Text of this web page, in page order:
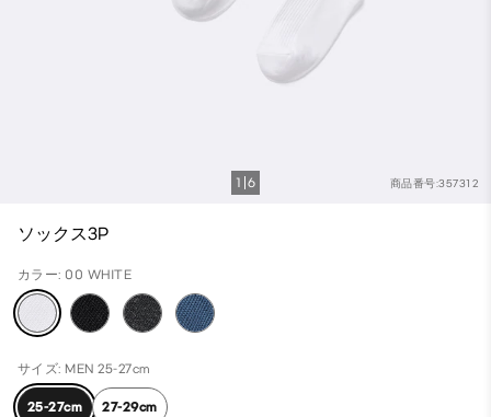
商品番号:357312
1 6
ソックス3P
カラー: 00 WHITE
サイズ: MEN 25-27cm
25-27cm 27-29cm